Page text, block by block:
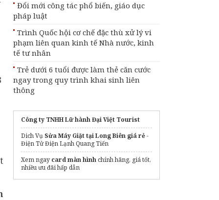
tài xử lý vi phạm bản
quyền bằng AI
Đổi mới công tác phổ biến, giáo dục
pháp luật
Trình Quốc hội cơ chế đặc thù xử lý vi
phạm liên quan kinh tế Nhà nước, kinh
tế tư nhân
Trẻ dưới 6 tuổi được làm thẻ căn cước
ngay trong quy trình khai sinh liên
thông
Công ty TNHH Lữ hành Đại Việt Tourist
Dich Vụ Sửa Máy Giặt tại Long Biên giá rẻ-
Điện Tử Điện Lạnh Quang Tiến
Xem ngay card màn hìnhchính hãng, giá tốt,
nhiều ưu đãi hấp dẫn